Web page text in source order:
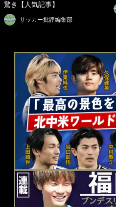
驚き【人気記事】
サッカー批評編集部